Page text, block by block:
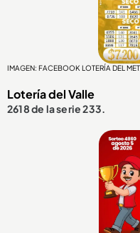
IMAGEN: FACEBOOK LOTERÍA DEL
Lotería del Valle
2618 de la serie 233.